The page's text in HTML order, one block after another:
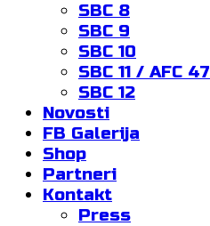
SBC 8
SBC 9
SBC 10
SBC 11 / AFC 47
SBC 12
Novosti
FB Galerija
Shop
Partneri
Kontakt
Press